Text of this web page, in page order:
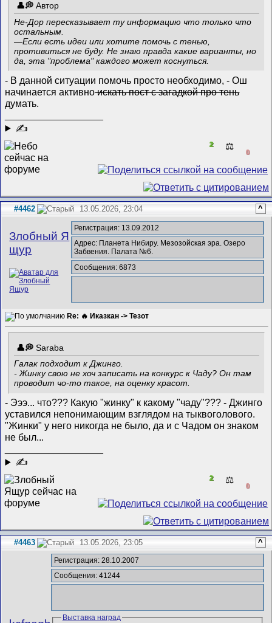
Автор
Не-Дор пересказывает ту информацию что только что
остальным.
—Если есть идеи или хотите помочь с тенью,
противиться не буду. Не знаю правда какие варианты, но
да, эта "проблема" каждого может коснуться.
- В данной ситуации помочь просто необходимо, - Ош
начинается активноискать пост с загадкой про тень
думать.
✍
2 ⚖️
0
#4462 13.05.2026, 23:04 ^
Злобный Я
щур
Регистрация: 13.09.2012
Адрес: Планета Нибиру. Мезозойская эра. Озеро
Забвения. Палата №6.
Сообщения: 6873
Re: 🔥 Иказкан -> Тезот
Saraba
Галак подходит к Джинго.
- Жинку свою не хоч записать на конкурс к Чаду? Он там
проводит чо-то такое, на оценку красот.
- Эээ... что??? Какую "жинку" к какому "чаду"??? - Джинго
уставился непонимающим взглядом на тыквоголового.
"Жинки" у него никогда не было, да и с Чадом он знаком
не был...
✍
2 ⚖️
0
#4463 13.05.2026, 23:05 ^
Регистрация: 28.10.2007
Сообщения: 41244
Выставка наград